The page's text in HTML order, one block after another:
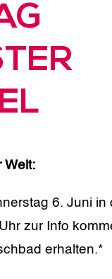
Welt:
6. Juni in
zur Info
erhalten.*